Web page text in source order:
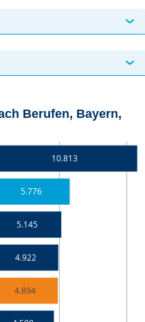
Berufen, Bayern,
4.922
5.145
10.813
4.894
5.776